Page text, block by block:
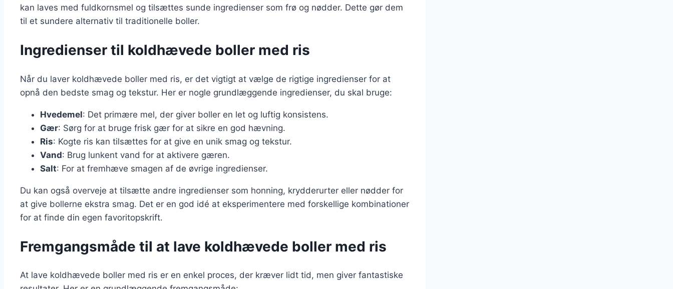
kan laves med fuldkornsmel og tilsættes sunde ingredienser som frø og nødder. Dette gør dem
til et sundere alternativ til traditionelle boller.
Ingredienser til koldhævede boller med ris
Når du laver koldhævede boller med ris, er det vigtigt at vælge de rigtige ingredienser for at
opnå den bedste smag og tekstur. Her er nogle grundlæggende ingredienser, du skal bruge:
Hvedemel: Det primære mel, der giver boller en let og luftig konsistens.
Gær: Sørg for at bruge frisk gær for at sikre en god hævning.
Ris: Kogte ris kan tilsættes for at give en unik smag og tekstur.
Vand: Brug lunkent vand for at aktivere gæren.
Salt: For at fremhæve smagen af de øvrige ingredienser.
Du kan også overveje at tilsætte andre ingredienser som honning, krydderurter eller nødder for
at give bollerne ekstra smag. Det er en god idé at eksperimentere med forskellige kombinationer
for at finde din egen favoritopskrift.
Fremgangsmåde til at lave koldhævede boller med ris
At lave koldhævede boller med ris er en enkel proces, der kræver lidt tid, men giver fantastiske